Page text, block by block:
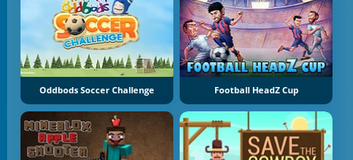
Oddbods Soccer Challenge Football HeadZ Cup